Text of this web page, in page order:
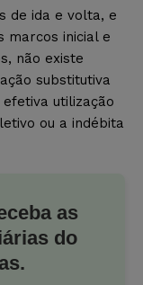
de ida e volta, e
marcos inicial e
não existe
substitutiva
utilização
ou a indébita
as
do